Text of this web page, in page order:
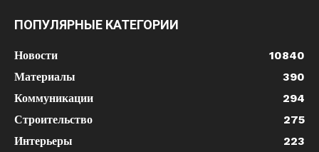
ПОПУЛЯРНЫЕ КАТЕГОРИИ
Новости
10840
Материалы
390
Коммуникации
294
Строительство
275
Интерьеры
223